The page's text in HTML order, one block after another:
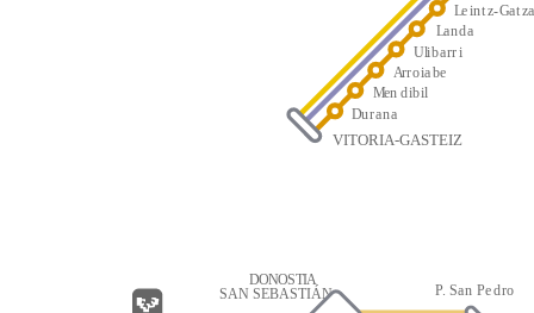
Durana
Men dibil
Arroiabe
Ulibarri
Landa
Leintz-Gatz
VITORIA-GASTEIZ
DONOSTIA
SAN SEBASTIÁN P. San Pedro